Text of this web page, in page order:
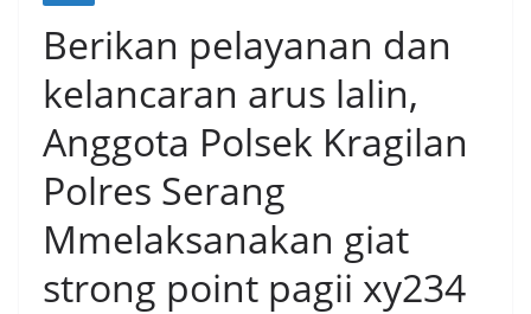
Berikan pelayanan dan
kelancaran arus lalin,
Anggota Polsek Kragilan
Polres Serang
Mmelaksanakan giat
strong point pagii xy234